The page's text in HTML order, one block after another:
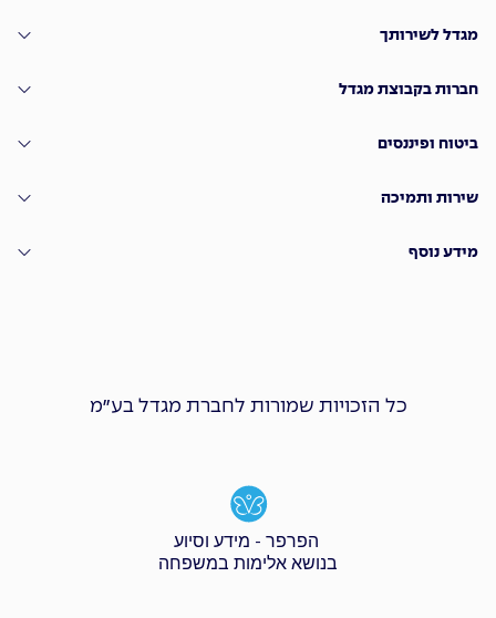
מגדל לשירותך
חברות בקבוצת מגדל
ביטוח ופיננסים
שירות ותמיכה
מידע נוסף
כל הזכויות שמורות לחברת מגדל בע״מ
הפרפר - מידע וסיוע
בנושא אלימות במשפחה